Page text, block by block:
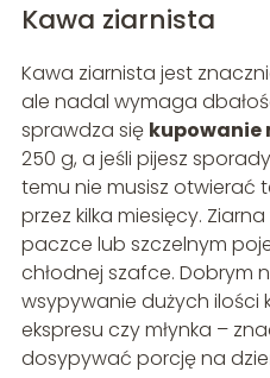
Kawa ziarnista
Kawa ziarnista jest
ale nadal wymaga
sprawdza się kupowanie
250 g, a jeśli pijesz
temu nie musisz
przez kilka miesięcy.
paczce lub szczelnym
chłodnej szafce. Dobrym
wsypywanie dużych ilości
ekspresu czy młynka –
dosypywać porcję na